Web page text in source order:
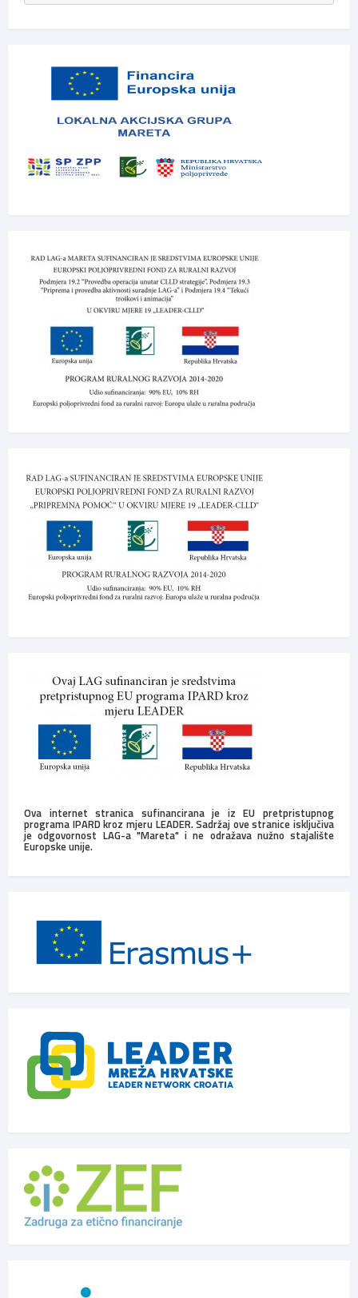
Ova internet stranica sufinancirana je iz EU pretpristupnog
programa IPARD kroz mjeru LEADER. Sadržaj ove stranice isključiva
je odgovornost LAG-a "Mareta" i ne odražava nužno stajalište
Europske unije.